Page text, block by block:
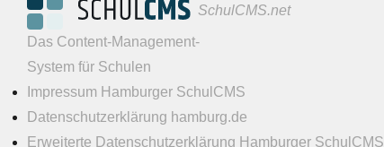
SchulCMS.net
Das Content-Management-
System für Schulen
Impressum Hamburger SchulCMS
Datenschutzerklärung hamburg.de
Erweiterte Datenschutzerklärung Hamburger SchulCMS